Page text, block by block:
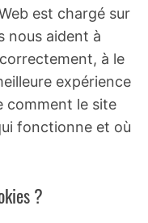
est chargé sur
nous aident à
à le
expérience
comment le site
fonctionne et où
?